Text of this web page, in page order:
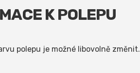
K POLEPU
polepu je možné libovolně změnit.